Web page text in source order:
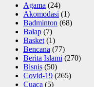
Agama (24)
Akomodasi (1)
Badminton (68)
Balap (7)
Basket (1)
Bencana (77)
Berita Islami (270)
Bisnis (50)
Covid-19 (265)
Cuaca (5)